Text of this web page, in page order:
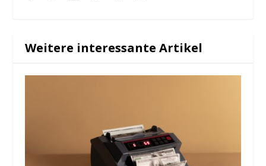
Weitere interessante Artikel